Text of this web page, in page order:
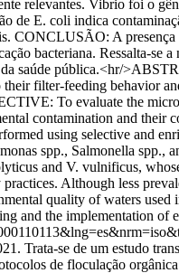
relevantes. Vibrio foi o
de E. coli indica
CONCLUSÃO: A presença
bacteriana. Ressalta-se
da saúde pública.<hr/
filter-feeding behavior
To evaluate the
contamination and
using selective and
spp., Salmonella spp.,
and V. vulnificus,
Although less
quality of waters
and the implementation of
Trata-se de um estudo
de floculação